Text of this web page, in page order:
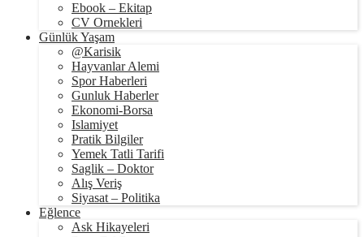
Ebook – Ekitap
CV Ornekleri
Günlük Yaşam
@Karisik
Hayvanlar Alemi
Spor Haberleri
Gunluk Haberler
Ekonomi-Borsa
Islamiyet
Pratik Bilgiler
Yemek Tatli Tarifi
Saglik – Doktor
Alış Veriş
Siyasat – Politika
Eğlence
Ask Hikayeleri